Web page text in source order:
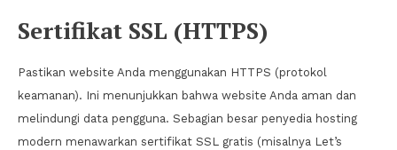
Sertifikat SSL (HTTPS)
Pastikan website Anda menggunakan HTTPS (protokol
keamanan). Ini menunjukkan bahwa website Anda aman dan
melindungi data pengguna. Sebagian besar penyedia hosting
modern menawarkan sertifikat SSL gratis (misalnya Let’s